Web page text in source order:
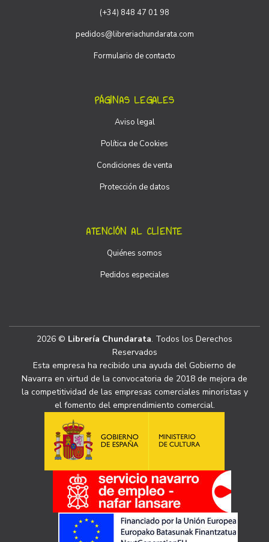
(+34) 848 47 01 98
pedidos@libreriachundarata.com
Formulario de contacto
PÁGINAS LEGALES
Aviso legal
Política de Cookies
Condiciones de venta
Protección de datos
ATENCIÓN AL CLIENTE
Quiénes somos
Pedidos especiales
2026 © Librería Chundarata. Todos los Derechos
Reservados
Esta empresa ha recibido una ayuda del Gobierno de
Navarra en virtud de la convocatoria de 2018 de mejora de
la competitividad de las empresas comerciales minoristas y
el fomento del emprendimiento comercial.